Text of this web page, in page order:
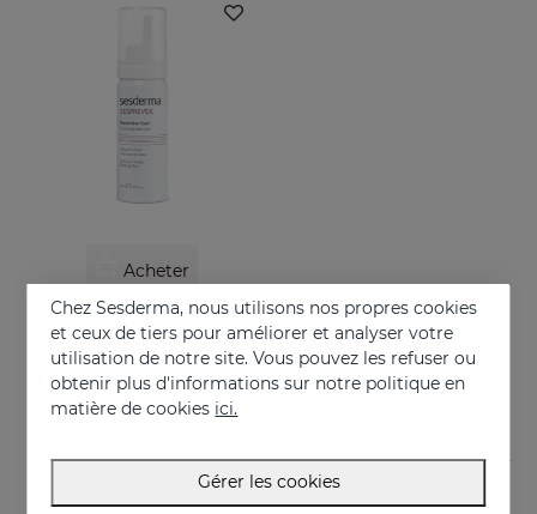
Acheter
SESPREVEX Mousse Protectrice
Prévention et traitement des irritations et brûlures de toutes sortes.
24.95 €
Chez Sesderma, nous utilisons nos propres cookies
et ceux de tiers pour améliorer et analyser votre
utilisation de notre site. Vous pouvez les refuser ou
obtenir plus d'informations sur notre politique en
matière de cookies ici.
Gérer les cookies